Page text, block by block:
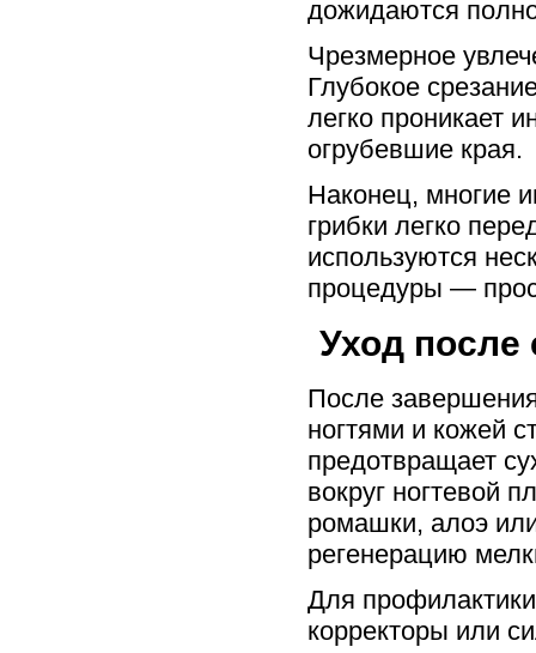
дожидаются
Чрезмерное
Глубокое
легко проникает
огрубевшие края.
Наконец, многие
грибки легко
используются
процедуры —
Уход после
После
ногтями и кожей
предотвращает
вокруг ногтевой
ромашки, алоэ
регенерацию
Для
корректоры или